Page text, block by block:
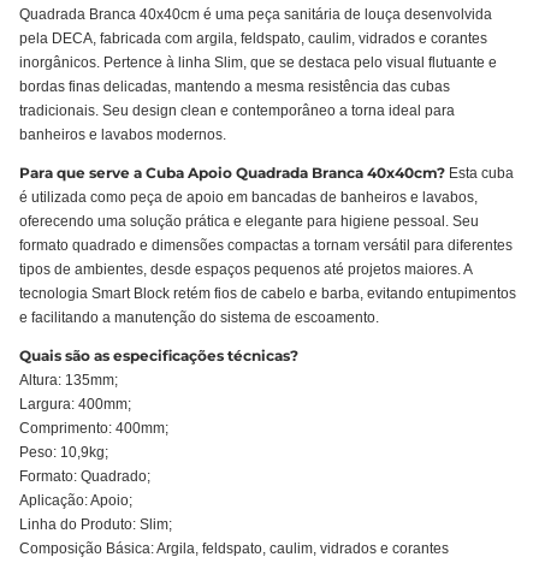
Quadrada Branca 40x40cm é uma peça sanitária de louça desenvolvida
pela DECA, fabricada com argila, feldspato, caulim, vidrados e corantes
inorgânicos. Pertence à linha Slim, que se destaca pelo visual flutuante e
bordas finas delicadas, mantendo a mesma resistência das cubas
tradicionais. Seu design clean e contemporâneo a torna ideal para
banheiros e lavabos modernos.
Para que serve a Cuba Apoio Quadrada Branca 40x40cm? Esta cuba
é utilizada como peça de apoio em bancadas de banheiros e lavabos,
oferecendo uma solução prática e elegante para higiene pessoal. Seu
formato quadrado e dimensões compactas a tornam versátil para diferentes
tipos de ambientes, desde espaços pequenos até projetos maiores. A
tecnologia Smart Block retém fios de cabelo e barba, evitando entupimentos
e facilitando a manutenção do sistema de escoamento.
Quais são as especificações técnicas?
Altura: 135mm;
Largura: 400mm;
Comprimento: 400mm;
Peso: 10,9kg;
Formato: Quadrado;
Aplicação: Apoio;
Linha do Produto: Slim;
Composição Básica: Argila, feldspato, caulim, vidrados e corantes